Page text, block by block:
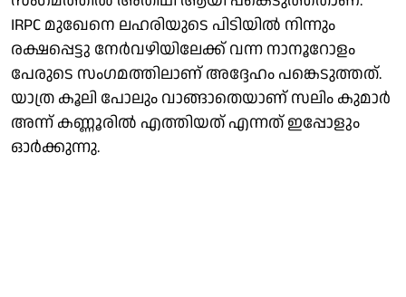
IRPC മുഖേനെ ലഹരിയുടെ പിടിയിൽ നിന്നും
രക്ഷപ്പെട്ടു നേർവഴിയിലേക്ക് വന്ന നാനൂറോളം
പേരുടെ സംഗമത്തിലാണ് അദ്ദേഹം പങ്കെടുത്തത്.
യാത്ര കൂലി പോലും വാങ്ങാതെയാണ് സലിം കുമാർ
അന്ന് കണ്ണൂരിൽ എത്തിയത് എന്നത് ഇപ്പോളും
ഓർക്കുന്നു.